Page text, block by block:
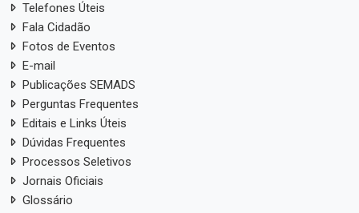
Telefones Úteis
Fala Cidadão
Fotos de Eventos
E-mail
Publicações SEMADS
Perguntas Frequentes
Editais e Links Úteis
Dúvidas Frequentes
Processos Seletivos
Jornais Oficiais
Glossário